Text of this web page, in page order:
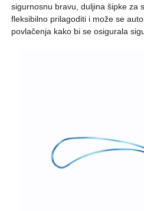
sigurnosnu bravu, duljina šipke za
fleksibilno prilagoditi i može se
povlačenja kako bi se osigurala